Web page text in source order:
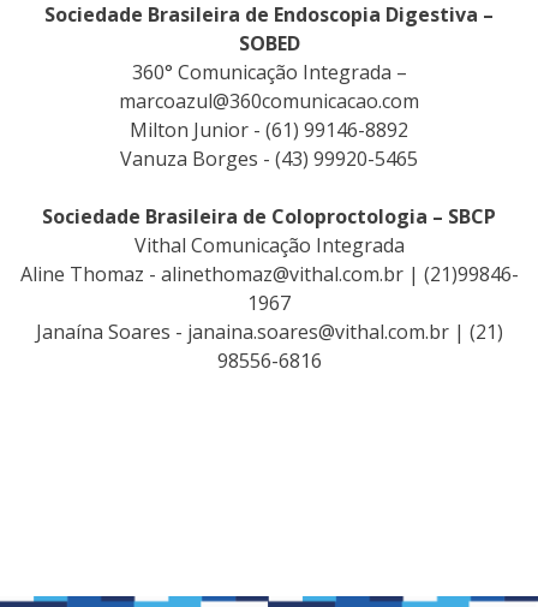
Sociedade Brasileira de Endoscopia Digestiva –
SOBED
360° Comunicação Integrada –
marcoazul@360comunicacao.com
Milton Junior - (61) 99146-8892
Vanuza Borges - (43) 99920-5465
Sociedade Brasileira de Coloproctologia – SBCP
Vithal Comunicação Integrada
Aline Thomaz - alinethomaz@vithal.com.br| (21)99846-
1967
Janaína Soares - janaina.soares@vithal.com.br| (21)
98556-6816